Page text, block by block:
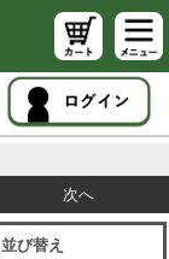
次へ
並び替え